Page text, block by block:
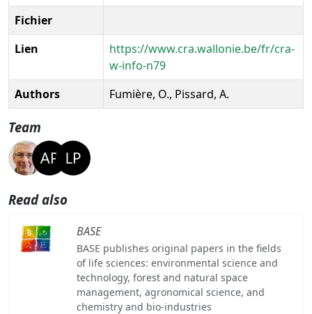
Fichier
Lien
https://www.cra.wallonie.be/fr/cra-
w-info-n79
Authors
Fumière, O., Pissard, A.
Team
Read also
BASE
BASE publishes original papers in the fields
of life sciences: environmental science and
technology, forest and natural space
management, agronomical science, and
chemistry and bio-industries